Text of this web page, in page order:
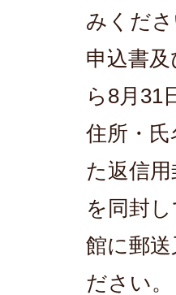
みくだ
申込書
ら8月31
住所・
た返信
を同封
館に郵
ださい。